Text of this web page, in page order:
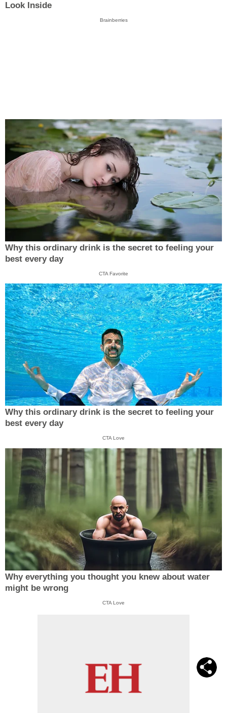
Look Inside
Brainberries
Why this ordinary drink is the secret to feeling your
best every day
CTA Favorite
Why this ordinary drink is the secret to feeling your
best every day
CTA Love
Why everything you thought you knew about water
might be wrong
CTA Love